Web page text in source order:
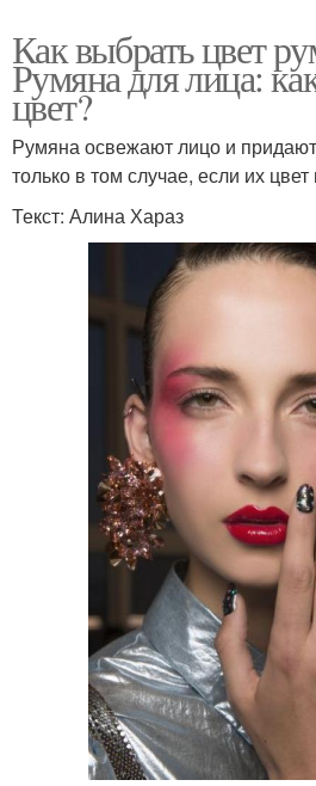
Как выбрать цвет
Румяна для лица:
цвет?
Румяна освежают лицо и
только в том случае, если их
Текст: Алина Хараз